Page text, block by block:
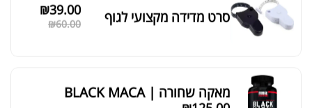
סרט מדידה מקצועי לגוף ₪60.00
₪39.00
מאקה שחורה | BLACK MACA